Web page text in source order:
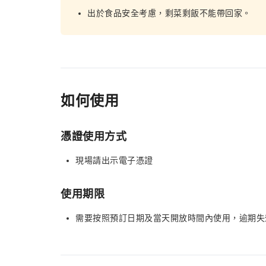
出於食品安全考慮，剩菜剩飯不能帶回家。
如何使用
憑證使用方式
現場請出示電子憑證
使用期限
需要按照預訂日期及當天開放時間內使用，逾期